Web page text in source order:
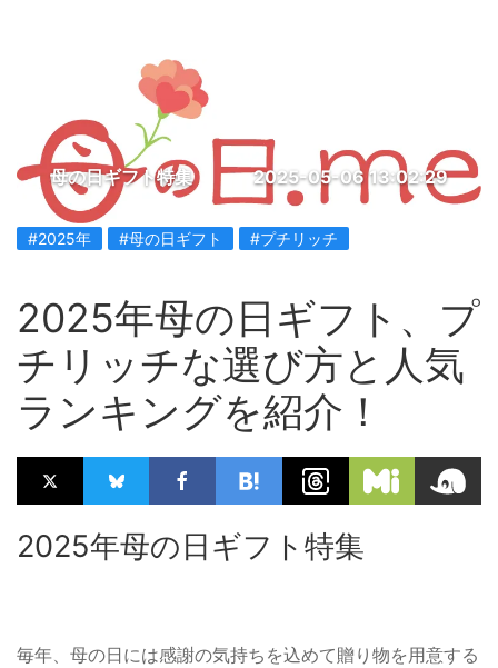
母の日ギフト特集 2025-05-06 13:02:29
#2025年 #母の日ギフト #プチリッチ
2025年母の日ギフト、プ
チリッチな選び方と人気
ランキングを紹介！
2025年母の日ギフト特集
毎年、母の日には感謝の気持ちを込めて贈り物を用意する